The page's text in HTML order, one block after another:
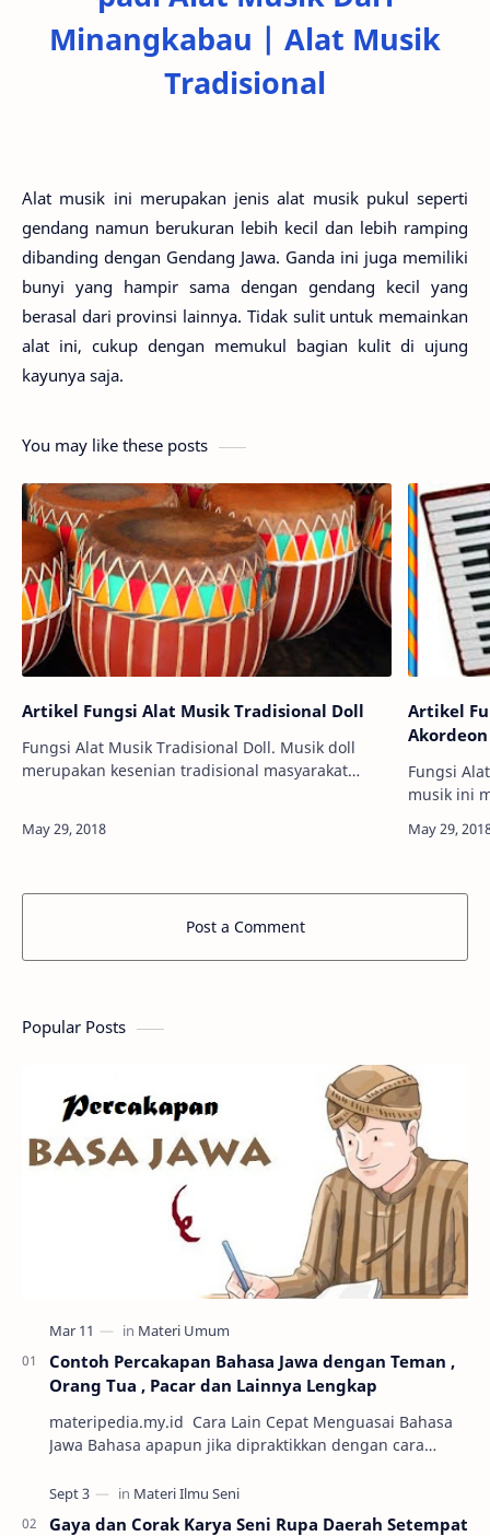
Minangkabau | Alat Musik
Tradisional
Alat musik ini merupakan jenis alat musik pukul seperti
gendang namun berukuran lebih kecil dan lebih ramping
dibanding dengan Gendang Jawa. Ganda ini juga memiliki
bunyi yang hampir sama dengan gendang kecil yang
berasal dari provinsi lainnya. Tidak sulit untuk memainkan
alat ini, cukup dengan memukul bagian kulit di ujung
kayunya saja.
You may like these posts
Artikel Fungsi Alat Musik Tradisional Doll
Fungsi Alat Musik Tradisional Doll. Musik doll
merupakan kesenian tradisional masyarakat
sert…
Artikel
Akordeon
Fungsi
musik ini
Post a Comment
Popular Posts
Contoh Percakapan Bahasa Jawa dengan Teman ,
Orang Tua , Pacar dan Lainnya Lengkap
materipedia.my.id Cara Lain Cepat Menguasai Bahasa
Jawa Bahasa apapun jika dipraktikkan dengan cara
Gaya dan Corak Karya Seni Rupa Daerah Setempat